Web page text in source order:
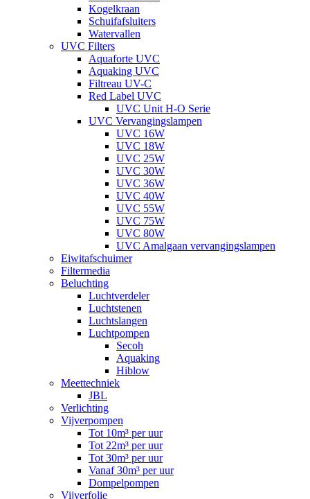
Kogelkraan
Schuifafsluiters
Watervallen
UVC Filters
Aquaforte UVC
Aquaking UVC
Filtreau UV-C
Red Label UVC
UVC Unit H-O Serie
UVC Vervangingslampen
UVC 16W
UVC 18W
UVC 25W
UVC 30W
UVC 36W
UVC 40W
UVC 55W
UVC 75W
UVC 80W
UVC Amalgaan vervangingslampen
Eiwitafschuimer
Filtermedia
Beluchting
Luchtverdeler
Luchtstenen
Luchtslangen
Luchtpompen
Secoh
Aquaking
Hiblow
Meettechniek
JBL
Verlichting
Vijverpompen
Tot 10m³ per uur
Tot 22m³ per uur
Tot 30m³ per uur
Vanaf 30m³ per uur
Dompelpompen
Vijverfolie